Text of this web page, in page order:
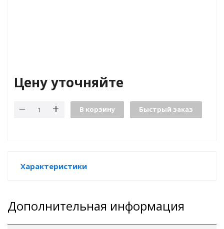
Цену уточняйте
В корзину Быстрый заказ
Характеристики
Дополнительная информация